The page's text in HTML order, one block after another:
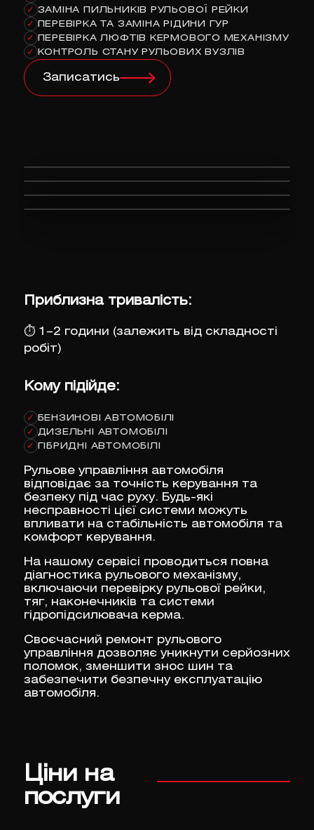
✓ ЗАМІНА ПИЛЬНИКІВ РУЛЬОВОЇ РЕЙКИ
✓ ПЕРЕВІРКА ТА ЗАМІНА РІДИНИ ГУР
✓ ПЕРЕВІРКА ЛЮФТІВ КЕРМОВОГО МЕХАНІЗМУ
✓ КОНТРОЛЬ СТАНУ РУЛЬОВИХ ВУЗЛІВ
Записатись
Приблизна тривалість:
⏱ 1–2 години (залежить від складності
робіт)
Кому підійде:
✓ БЕНЗИНОВІ АВТОМОБІЛІ
✓ ДИЗЕЛЬНІ АВТОМОБІЛІ
✓ ГІБРИДНІ АВТОМОБІЛІ
Рульове управління автомобіля
відповідає за точність керування та
безпеку під час руху. Будь-які
несправності цієї системи можуть
впливати на стабільність автомобіля та
комфорт керування.
На нашому сервісі проводиться повна
діагностика рульового механізму,
включаючи перевірку рульової рейки,
тяг, наконечників та системи
гідропідсилювача керма.
Своєчасний ремонт рульового
управління дозволяє уникнути серйозних
поломок, зменшити знос шин та
забезпечити безпечну експлуатацію
автомобіля.
Ціни на
послуги